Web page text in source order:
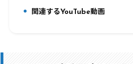
10.
関連するYouTube動画